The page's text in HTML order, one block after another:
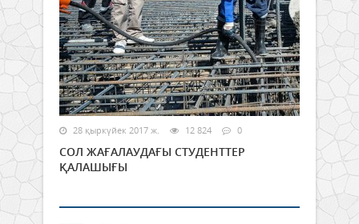
28 қыркүйек 2017 ж. 12 824 0
СОЛ ЖАҒАЛАУДАҒЫ СТУДЕНТТЕР
ҚАЛАШЫҒЫ